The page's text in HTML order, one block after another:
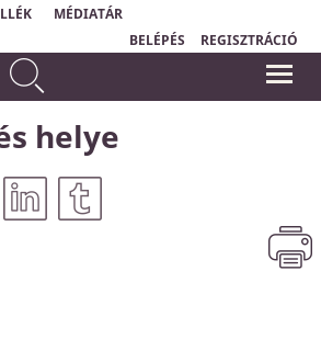
MÉDIATÁR
BELÉPÉS
REGISZTRÁCIÓ
az
"Ha jó kézből vesszük a hírt, hogy
Őt és útjai rejtve maradnak is előttünk."
Matthias Claudius
helye